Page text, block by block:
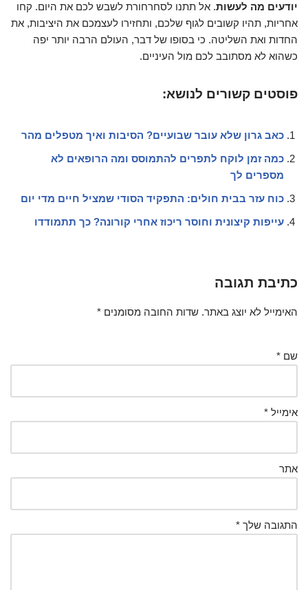
יודעים מה לעשות. אל תתנו לסחרחורת לשבש לכם את היום. קחו
אחריות, תהיו קשובים לגוף שלכם, ותחזירו לעצמכם את היציבות, את
החדות ואת השליטה. כי בסופו של דבר, העולם הרבה יותר יפה
כשהוא לא מסתובב לכם מול העיניים.
פוסטים קשורים לנושא:
כאב גרון שלא עובר שבועיים? הסיבות ואיך מטפלים מהר
כמה זמן לוקח לתפרים להתמוסס ומה הרופאים לא
מספרים לך
כוח עזר בבית חולים: התפקיד הסודי שמציל חיים מדי יום
עייפות קיצונית וחוסר ריכוז אחרי קורונה? כך תתמודדו
כתיבת תגובה
האימייל לא יוצג באתר. שדות החובה מסומנים *
שם *
אימייל *
אתר
התגובה שלך *